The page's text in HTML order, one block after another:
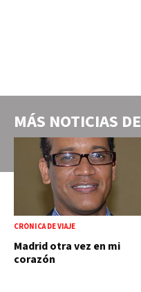
MÁS NOTICIAS DE
CRÓNICA DE VIAJE
Madrid otra vez en mi
corazón